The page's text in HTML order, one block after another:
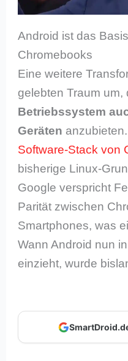
Android ist das
Chromebooks
Eine weitere
gelebten Traum
Betriebssystem
Geräten
Software-Stack von
bisherige Linux-
Google verspricht
Parität zwischen
Smartphones, was
Wann Android nun
einzieht, wurde